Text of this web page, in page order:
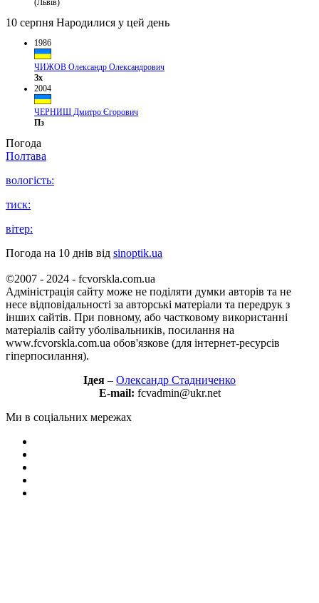
(Львів)
10 серпня Народилися у цей день
1986
ЧИЖОВ Олександр Олександрович
Зх
2004
ЧЕРНИШ Дмитро Єгорович
Пз
Погода
Полтава
вологість:
тиск:
вітер:
Погода на 10 днів від sinoptik.ua
©2007 - 2024 - fcvorskla.com.ua
Адміністрація сайту може не поділяти думки авторів та не
несе відповідальності за авторські матеріали та передрук з
інших сайтів. При повному, або частковому використанні
матеріалів сайту уболівальників, посилання на
www.fcvorskla.com.ua обов'язкове (для інтернет-ресурсів
гіперпосилання).
Ідея – Олександр Стадниченко
E-mail: fcvadmin@ukr.net
Ми в соціальних мережах